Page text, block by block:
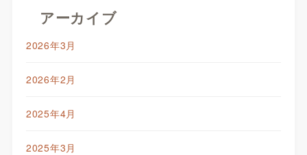
アーカイブ
2026年3月
2026年2月
2025年4月
2025年3月